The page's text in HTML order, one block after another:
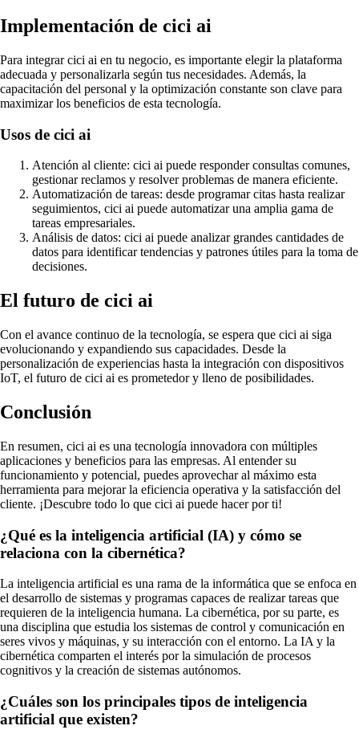
Implementación de cici ai
Para integrar cici ai en tu negocio, es importante elegir la plataforma
adecuada y personalizarla según tus necesidades. Además, la
capacitación del personal y la optimización constante son clave para
maximizar los beneficios de esta tecnología.
Usos de cici ai
Atención al cliente: cici ai puede responder consultas comunes,
gestionar reclamos y resolver problemas de manera eficiente.
Automatización de tareas: desde programar citas hasta realizar
seguimientos, cici ai puede automatizar una amplia gama de
tareas empresariales.
Análisis de datos: cici ai puede analizar grandes cantidades de
datos para identificar tendencias y patrones útiles para la toma de
decisiones.
El futuro de cici ai
Con el avance continuo de la tecnología, se espera que cici ai siga
evolucionando y expandiendo sus capacidades. Desde la
personalización de experiencias hasta la integración con dispositivos
IoT, el futuro de cici ai es prometedor y lleno de posibilidades.
Conclusión
En resumen, cici ai es una tecnología innovadora con múltiples
aplicaciones y beneficios para las empresas. Al entender su
funcionamiento y potencial, puedes aprovechar al máximo esta
herramienta para mejorar la eficiencia operativa y la satisfacción del
cliente. ¡Descubre todo lo que cici ai puede hacer por ti!
¿Qué es la inteligencia artificial (IA) y cómo se
relaciona con la cibernética?
La inteligencia artificial es una rama de la informática que se enfoca en
el desarrollo de sistemas y programas capaces de realizar tareas que
requieren de la inteligencia humana. La cibernética, por su parte, es
una disciplina que estudia los sistemas de control y comunicación en
seres vivos y máquinas, y su interacción con el entorno. La IA y la
cibernética comparten el interés por la simulación de procesos
cognitivos y la creación de sistemas autónomos.
¿Cuáles son los principales tipos de inteligencia
artificial que existen?